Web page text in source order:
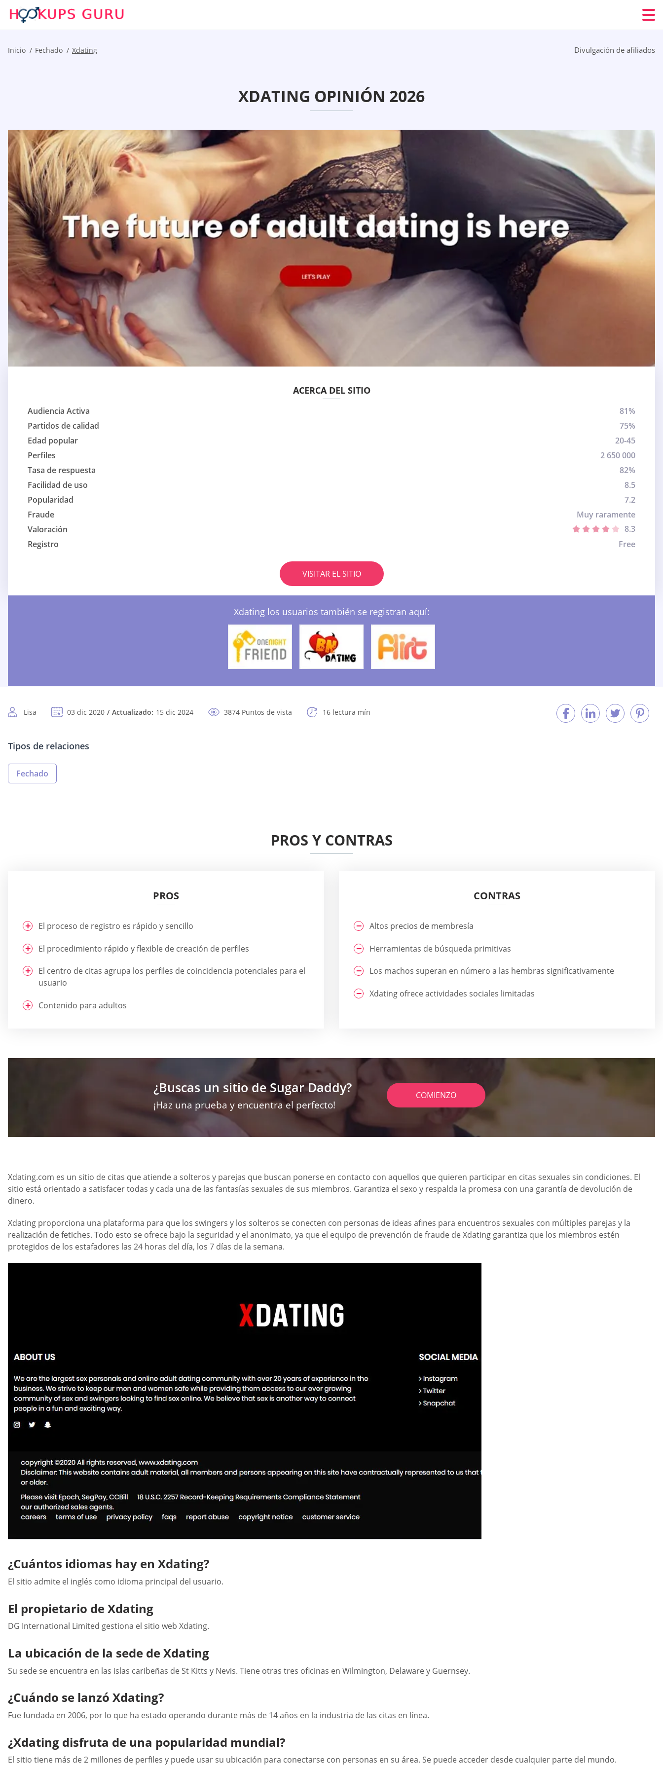
Inicio Fechado Xdating Divulgación de afiliados
XDATING OPINIÓN 2026
ACERCA DEL SITIO
Audiencia Activa
81%
Partidos de calidad
75%
Edad popular
20-45
Perfiles
2 650 000
Tasa de respuesta
82%
Facilidad de uso
8.5
Popularidad
7.2
Fraude
Muy raramente
Valoración
8.3
Registro
Free
VISITAR EL SITIO
Xdating los usuarios también se registran aquí:
Lisa 03 dic 2020 Actualizado: 15 dic 2024 3874 Puntos de vista 16 lectura mín
Tipos de relaciones
Fechado
PROS Y CONTRAS
PROS
El proceso de registro es rápido y sencillo
El procedimiento rápido y flexible de creación de perfiles
El centro de citas agrupa los perfiles de coincidencia potenciales para el
usuario
Contenido para adultos
CONTRAS
Altos precios de membresía
Herramientas de búsqueda primitivas
Los machos superan en número a las hembras significativamente
Xdating ofrece actividades sociales limitadas
¿Buscas un sitio de Sugar Daddy?
¡Haz una prueba y encuentra el perfecto!
COMIENZO
Xdating.com es un sitio de citas que atiende a solteros y parejas que buscan ponerse en contacto con aquellos que quieren participar en citas sexuales sin condiciones. El
sitio está orientado a satisfacer todas y cada una de las fantasías sexuales de sus miembros. Garantiza el sexo y respalda la promesa con una garantía de devolución de
dinero.
Xdating proporciona una plataforma para que los swingers y los solteros se conecten con personas de ideas afines para encuentros sexuales con múltiples parejas y la
realización de fetiches. Todo esto se ofrece bajo la seguridad y el anonimato, ya que el equipo de prevención de fraude de Xdating garantiza que los miembros estén
protegidos de los estafadores las 24 horas del día, los 7 días de la semana.
¿Cuántos idiomas hay en Xdating?
El sitio admite el inglés como idioma principal del usuario.
El propietario de Xdating
DG International Limited gestiona el sitio web Xdating.
La ubicación de la sede de Xdating
Su sede se encuentra en las islas caribeñas de St Kitts y Nevis. Tiene otras tres oficinas en Wilmington, Delaware y Guernsey.
¿Cuándo se lanzó Xdating?
Fue fundada en 2006, por lo que ha estado operando durante más de 14 años en la industria de las citas en línea.
¿Xdating disfruta de una popularidad mundial?
El sitio tiene más de 2 millones de perfiles y puede usar su ubicación para conectarse con personas en su área. Se puede acceder desde cualquier parte del mundo.